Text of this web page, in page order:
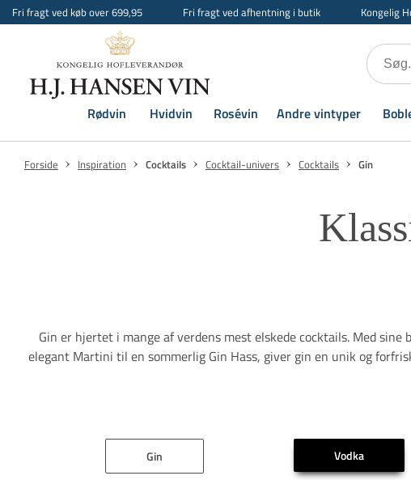
Fri fragt ved køb over 699,95 Fri fragt ved afhentning i butik Kongelig
Rødvin Hvidvin Rosévin Andre vintyper
Forside Inspiration Cocktails Cocktail-univers Cocktails Gin
Gin er hjertet i mange af verdens mest elskede cocktails. Med
elegant Martini til en sommerlig Gin Hass, giver gin en unik og
Gin Vodka